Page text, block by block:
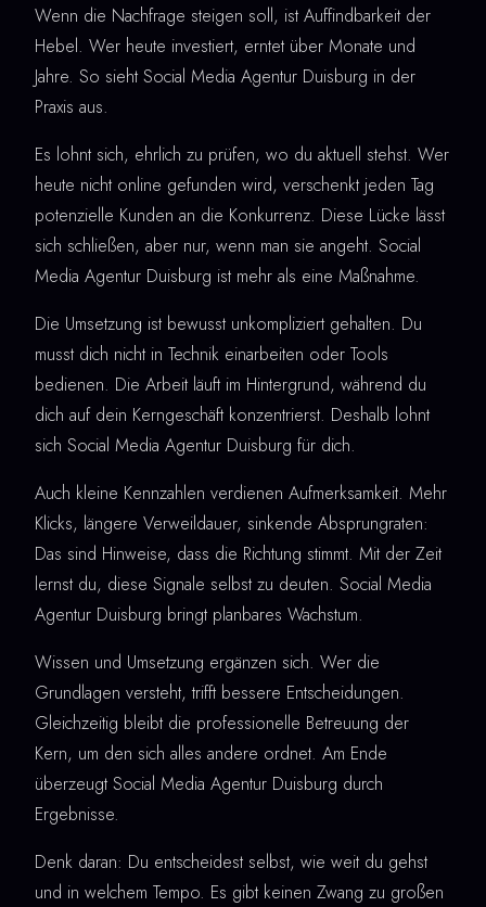
Wenn die Nachfrage steigen soll, ist Auffindbarkeit der
Hebel. Wer heute investiert, erntet über Monate und
Jahre. So sieht Social Media Agentur Duisburg in der
Praxis aus.
Es lohnt sich, ehrlich zu prüfen, wo du aktuell stehst. Wer
heute nicht online gefunden wird, verschenkt jeden Tag
potenzielle Kunden an die Konkurrenz. Diese Lücke lässt
sich schließen, aber nur, wenn man sie angeht. Social
Media Agentur Duisburg ist mehr als eine Maßnahme.
Die Umsetzung ist bewusst unkompliziert gehalten. Du
musst dich nicht in Technik einarbeiten oder Tools
bedienen. Die Arbeit läuft im Hintergrund, während du
dich auf dein Kerngeschäft konzentrierst. Deshalb lohnt
sich Social Media Agentur Duisburg für dich.
Auch kleine Kennzahlen verdienen Aufmerksamkeit. Mehr
Klicks, längere Verweildauer, sinkende Absprungraten:
Das sind Hinweise, dass die Richtung stimmt. Mit der Zeit
lernst du, diese Signale selbst zu deuten. Social Media
Agentur Duisburg bringt planbares Wachstum.
Wissen und Umsetzung ergänzen sich. Wer die
Grundlagen versteht, trifft bessere Entscheidungen.
Gleichzeitig bleibt die professionelle Betreuung der
Kern, um den sich alles andere ordnet. Am Ende
überzeugt Social Media Agentur Duisburg durch
Ergebnisse.
Denk daran: Du entscheidest selbst, wie weit du gehst
und in welchem Tempo. Es gibt keinen Zwang zu großen